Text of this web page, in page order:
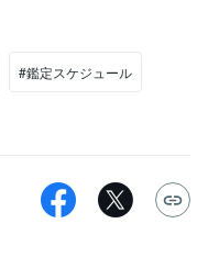
#鑑定スケジュール